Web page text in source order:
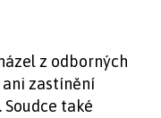
z odborných
ani zastínění
také